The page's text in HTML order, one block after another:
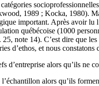
, 1989 ; Kocka, 1980).
important. Après avoir
québécoise (1000
note 14). C’est dire que
d’ethos, et nous
d’entreprise alors qu’ils ne
alors qu’ils